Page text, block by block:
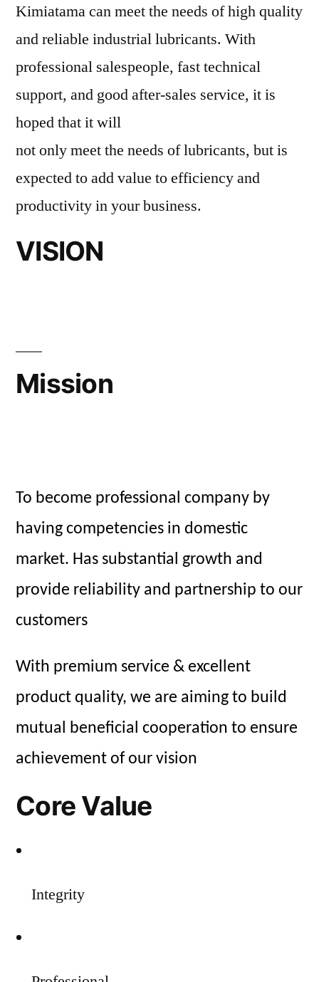
Kimiatama can meet the needs of high quality
and reliable industrial lubricants. With
professional salespeople, fast technical
support, and good after-sales service, it is
hoped that it will
not only meet the needs of lubricants, but is
expected to add value to efficiency and
productivity in your business.
VISION
Mission
To become professional company by
having competencies in domestic
market. Has substantial growth and
provide reliability and partnership to our
customers
With premium service & excellent
product quality, we are aiming to build
mutual beneficial cooperation to ensure
achievement of our vision
Core Value
Integrity